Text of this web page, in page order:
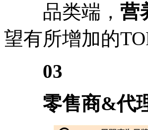
品类端， 营
望有所增加的
03
零售商&代